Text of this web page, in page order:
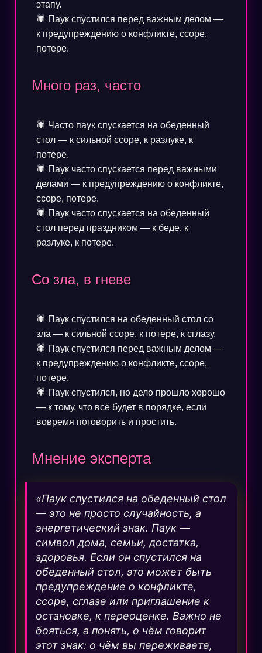
этапу.
🕷️ Паук спустился перед важным делом —
к предупреждению о конфликте, ссоре,
потере.
Много раз, часто
🕷️ Часто паук спускается на обеденный
стол — к сильной ссоре, к разлуке, к
потере.
🕷️ Паук часто спускается перед важными
делами — к предупреждению о конфликте,
ссоре, потере.
🕷️ Паук часто спускается на обеденный
стол перед праздником — к беде, к
разлуке, к потере.
Со зла, в гневе
🕷️ Паук спустился на обеденный стол со
зла — к сильной ссоре, к потере, к сглазу.
🕷️ Паук спустился перед важным делом —
к предупреждению о конфликте, ссоре,
потере.
🕷️ Паук спустился, но дело прошло хорошо
— к тому, что всё будет в порядке, если
вовремя поговорить и простить.
Мнение эксперта
«Паук спустился на обеденный стол
— это не просто случайность, а
энергетический знак. Паук —
символ дома, семьи, достатка,
здоровья. Если он спустился на
обеденный стол, это может быть
предупреждение о конфликте,
ссоре, сглазе или приглашение к
остановке, к переоценке. Важно не
бояться, а понять, о чём говорит
этот знак: о чём вы переживаете,